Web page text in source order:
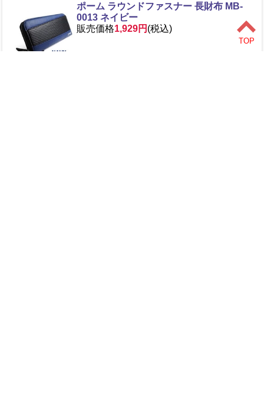
ポーム ラウンドファスナー 長財布 MB-
0013 ネイビー
販売価格1,929円 (税込)